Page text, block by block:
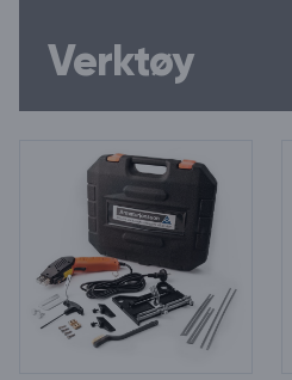
Verktøy